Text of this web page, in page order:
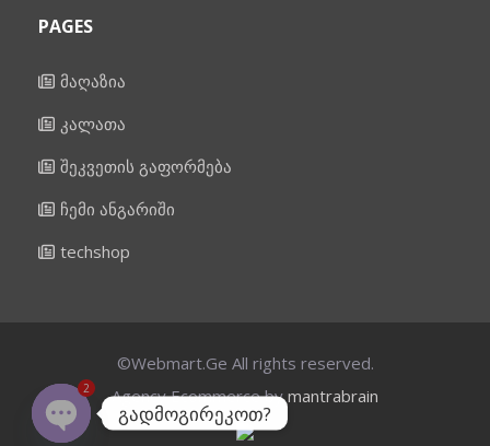
PAGES
მაღაზია
კალათა
შეკვეთის გაფორმება
ჩემი ანგარიში
techshop
©Webmart.Ge All rights reserved.
Agency Ecommerce bymantrabrain
გადმოგირეკოთ?
2